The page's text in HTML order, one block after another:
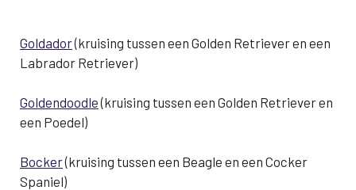
Goldador(kruising tussen een Golden Retriever en een
Labrador Retriever)
Goldendoodle(kruising tussen een Golden Retriever en
een Poedel)
Bocker(kruising tussen een Beagle en een Cocker
Spaniel)